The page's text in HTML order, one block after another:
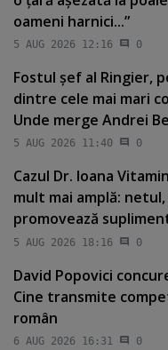
oameni harnici...”
5 AUG 2026 12:16 0
Fostul şef al Ringier,
dintre cele mai mari
Unde merge Andrei
5 AUG 2026 11:40 0
Cazul Dr. Ioana
mult mai amplă:
promovează
5 AUG 2026 18:16 0
David Popovici
Cine transmite
român
6 AUG 2026 16:31 0